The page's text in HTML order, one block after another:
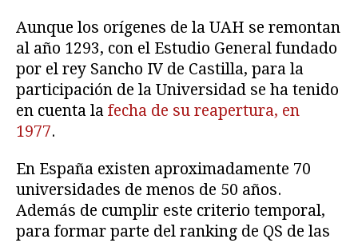
Aunque los orígenes de la UAH se remontan
al año 1293, con el Estudio General fundado
por el rey Sancho IV de Castilla, para la
participación de la Universidad se ha tenido
en cuenta la fecha de su reapertura, en
1977.
En España existen aproximadamente 70
universidades de menos de 50 años.
Además de cumplir este criterio temporal,
para formar parte del ranking de QS de las